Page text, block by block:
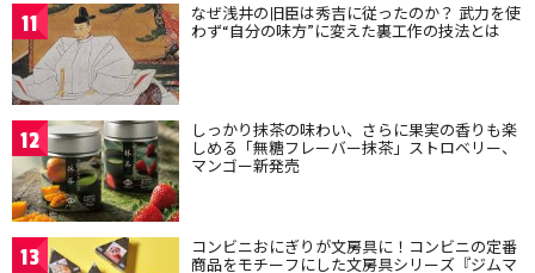
11 なぜ浅井の旧臣は秀吉に従ったのか？ 武力を使
わず“自分の味方”に変えた裏工作の技法とは
12 しっかり抹茶の味わい、さらに果実の香りも楽
しめる「無糖フレーバー抹茶」ストロベリー、
マンゴー新発売
13 コンビニおにぎりが文房具に！コンビニの定番
商品をモチーフにした文房具シリーズ『ジムマ